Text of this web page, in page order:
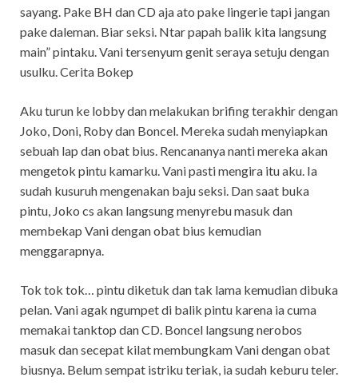
sayang. Pake BH dan CD aja ato pake lingerie tapi jangan
pake daleman. Biar seksi. Ntar papah balik kita langsung
main” pintaku. Vani tersenyum genit seraya setuju dengan
usulku. Cerita Bokep
Aku turun ke lobby dan melakukan brifing terakhir dengan
Joko, Doni, Roby dan Boncel. Mereka sudah menyiapkan
sebuah lap dan obat bius. Rencananya nanti mereka akan
mengetok pintu kamarku. Vani pasti mengira itu aku. Ia
sudah kusuruh mengenakan baju seksi. Dan saat buka
pintu, Joko cs akan langsung menyrebu masuk dan
membekap Vani dengan obat bius kemudian
menggarapnya.
Tok tok tok… pintu diketuk dan tak lama kemudian dibuka
pelan. Vani agak ngumpet di balik pintu karena ia cuma
memakai tanktop dan CD. Boncel langsung nerobos
masuk dan secepat kilat membungkam Vani dengan obat
biusnya. Belum sempat istriku teriak, ia sudah keburu teler.